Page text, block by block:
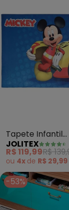
Tapete Infantil
Antiderrapante
70x100 cm
JOLITEX
R$ 119,99R$
ou 4x de R$ 29,99
-53%